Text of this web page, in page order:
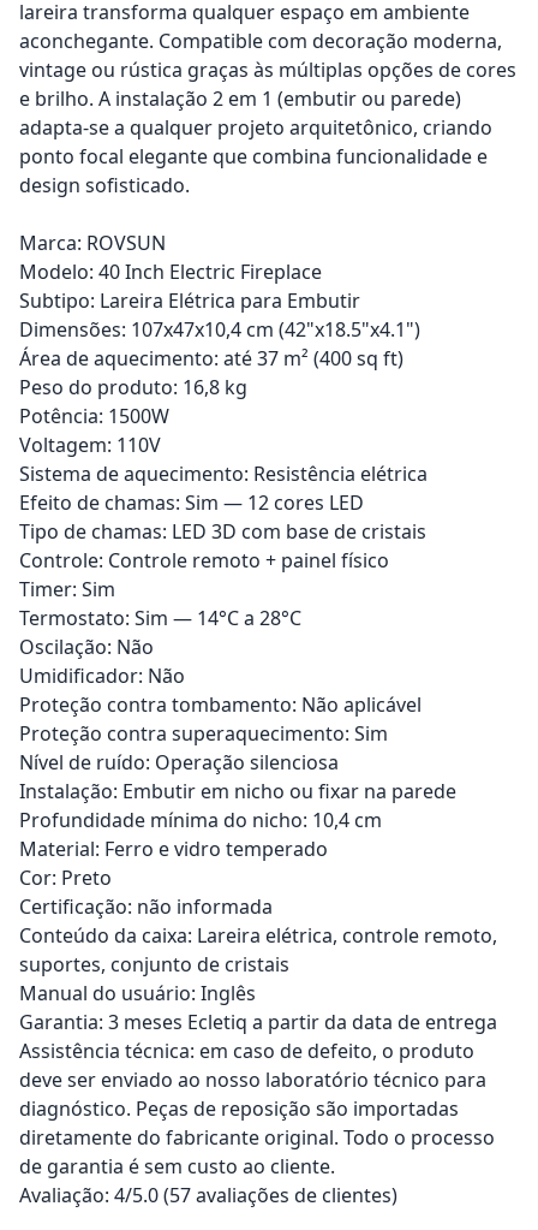
lareira transforma qualquer espaço em ambiente
aconchegante. Compatible com decoração moderna,
vintage ou rústica graças às múltiplas opções de cores
e brilho. A instalação 2 em 1 (embutir ou parede)
adapta-se a qualquer projeto arquitetônico, criando
ponto focal elegante que combina funcionalidade e
design sofisticado.
Marca: ROVSUN
Modelo: 40 Inch Electric Fireplace
Subtipo: Lareira Elétrica para Embutir
Dimensões: 107x47x10,4 cm (42"x18.5"x4.1")
Área de aquecimento: até 37 m² (400 sq ft)
Peso do produto: 16,8 kg
Potência: 1500W
Voltagem: 110V
Sistema de aquecimento: Resistência elétrica
Efeito de chamas: Sim — 12 cores LED
Tipo de chamas: LED 3D com base de cristais
Controle: Controle remoto + painel físico
Timer: Sim
Termostato: Sim — 14°C a 28°C
Oscilação: Não
Umidificador: Não
Proteção contra tombamento: Não aplicável
Proteção contra superaquecimento: Sim
Nível de ruído: Operação silenciosa
Instalação: Embutir em nicho ou fixar na parede
Profundidade mínima do nicho: 10,4 cm
Material: Ferro e vidro temperado
Cor: Preto
Certificação: não informada
Conteúdo da caixa: Lareira elétrica, controle remoto,
suportes, conjunto de cristais
Manual do usuário: Inglês
Garantia: 3 meses Ecletiq a partir da data de entrega
Assistência técnica: em caso de defeito, o produto
deve ser enviado ao nosso laboratório técnico para
diagnóstico. Peças de reposição são importadas
diretamente do fabricante original. Todo o processo
de garantia é sem custo ao cliente.
Avaliação: 4/5.0 (57 avaliações de clientes)